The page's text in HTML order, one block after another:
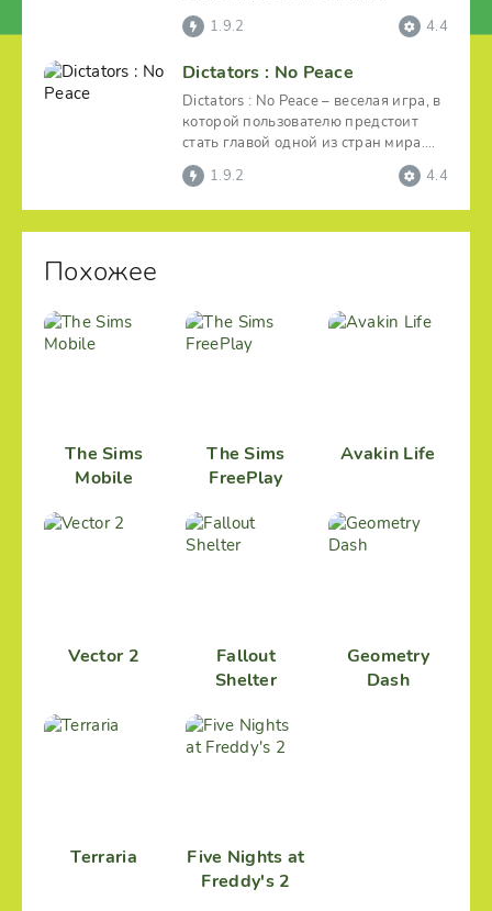
Необходимо отслеживать
1.9.2 4.4
Dictators : No Peace
Dictators : No Peace – веселая игра, в
которой пользователю предстоит
стать главой одной из стран мира.
Ему нужно
1.9.2 4.4
Похожее
The Sims
Mobile
The Sims
FreePlay
Avakin Life
Vector 2
Fallout
Shelter
Geometry
Dash
Terraria
Five Nights at
Freddy's 2